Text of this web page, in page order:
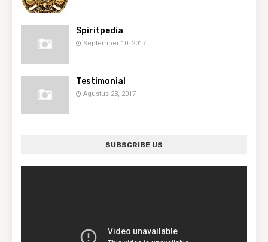
Spiritpedia
September 10, 2017
Testimonial
Agustus 23, 2017
SUBSCRIBE US